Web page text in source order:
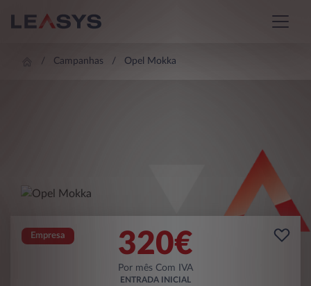
Campanhas Opel Mokka
Empresa 320€
Por mês Com IVA
ENTRADA INICIAL